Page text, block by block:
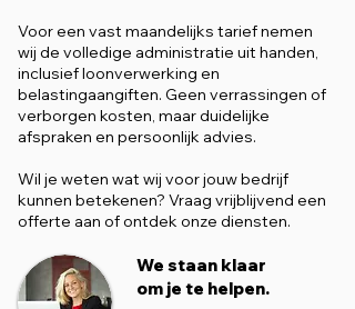
Voor een vast maandelijks tarief nemen
wij de volledige administratie uit handen,
inclusief loonverwerking en
belastingaangiften. Geen verrassingen of
verborgen kosten, maar duidelijke
afspraken en persoonlijk advies.
Wil je weten wat wij voor jouw bedrijf
kunnen betekenen? Vraag vrijblijvend een
offerte aan of ontdek onze diensten.
We staan klaar
om je te helpen.